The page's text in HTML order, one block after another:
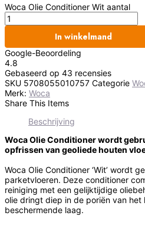
Woca Olie Conditioner Wit aantal
In winkelmand
Google-Beoordeling
4.8
Gebaseerd op 43 recensies
SKU 5708055010757 Categorie
Merk: Woca
Share This Items
Beschrijving
Woca Olie Conditioner wordt
opfrissen van geoliede houten
Woca Olie Conditioner ‘Wit’ wordt
parketvloeren. Deze conditioner
reiniging met een gelijktijdige
olie dringt diep in de poriën van
beschermende laag.